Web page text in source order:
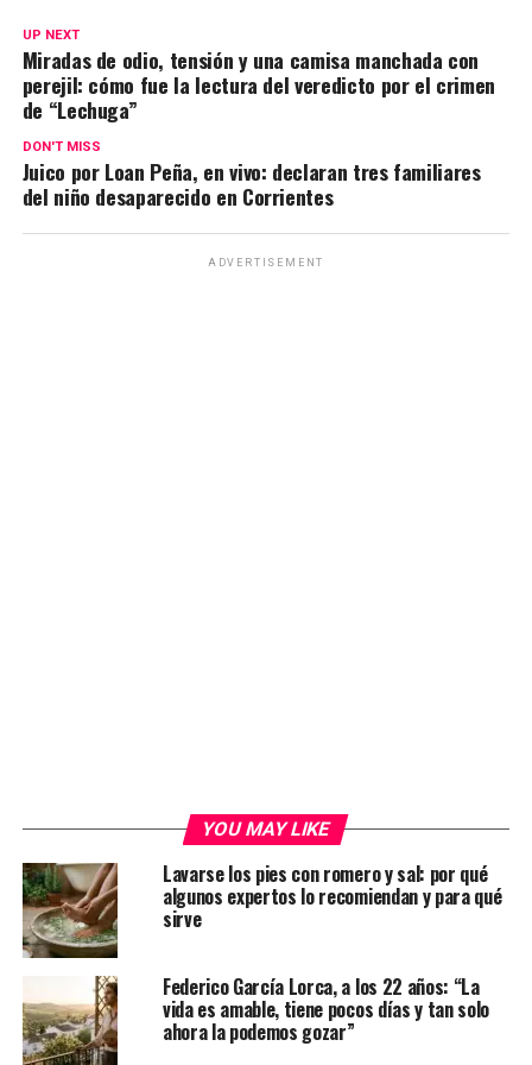
A
p
p
o
o
k
a
m
n
k
ar
tir
UP NEXT
Miradas de odio, tensión y una camisa manchada con
perejil: cómo fue la lectura del veredicto por el crimen
de “Lechuga”
DON'T MISS
Juico por Loan Peña, en vivo: declaran tres familiares
del niño desaparecido en Corrientes
ADVERTISEMENT
YOU MAY LIKE
Lavarse los pies con romero y sal: por qué
algunos expertos lo recomiendan y para qué
sirve
Federico García Lorca, a los 22 años: “La
vida es amable, tiene pocos días y tan solo
ahora la podemos gozar”